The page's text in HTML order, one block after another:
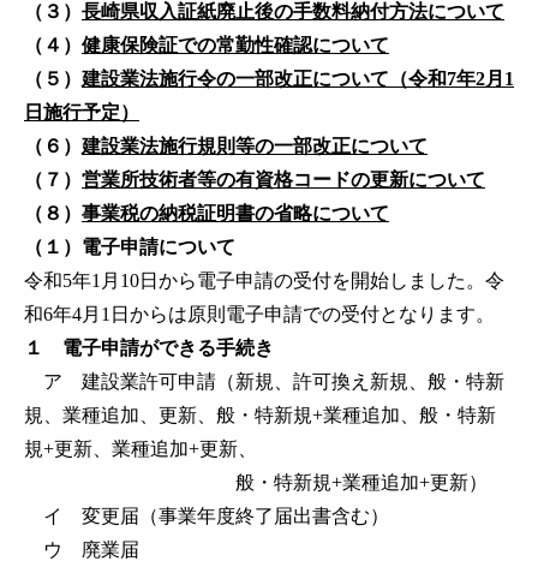
（３） 長崎県収入証紙廃止後の手数料納付方法について
（４） 健康保険証での常勤性確認について
（５） 建設業法施行令の一部改正について（令和7年2月1
日施行予定）
（６） 建設業法施行規則等の一部改正について
（７） 営業所技術者等の有資格コードの更新について
（８） 事業税の納税証明書の省略について
（１）電子申請について
令和5年1月10日から電子申請の受付を開始しました。令
和6年4月1日からは原則電子申請での受付となります。
１ 電子申請ができる手続き
ア 建設業許可申請（新規、許可換え新規、般・特新
規、業種追加、更新、般・特新規+業種追加、般・特新
規+更新、業種追加+更新、
般・特新規+業種追加+更新）
イ 変更届（事業年度終了届出書含む）
ウ 廃業届